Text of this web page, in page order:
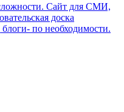
Сайт для СМИ,
доска
по необходимости.